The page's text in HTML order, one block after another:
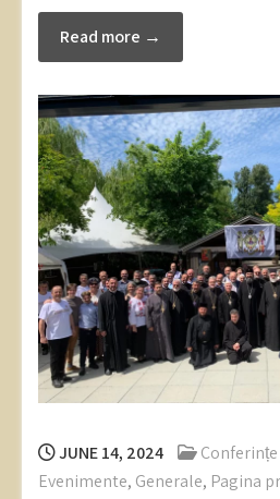
Read more →
JUNE 14, 2024
Evenimente, Generale, Pagina